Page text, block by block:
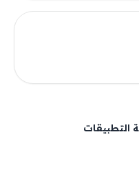
التطبيقات